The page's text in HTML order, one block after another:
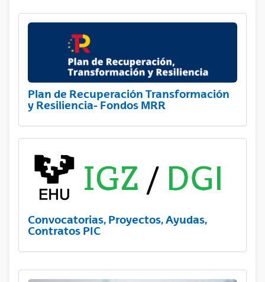
Plan de Recuperación Transformación
y Resiliencia- Fondos MRR
Convocatorias, Proyectos, Ayudas,
Contratos PIC